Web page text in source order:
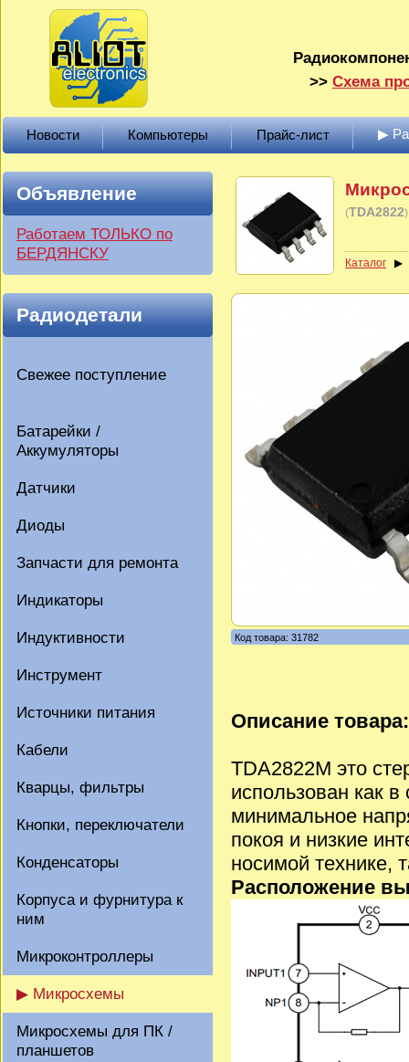
>> Схема
Новости Компьютеры Прайс-лист ▶
Объявление
Работаем ТОЛЬКО по
БЕРДЯНСКУ
Радиодетали
Свежее поступление
Батарейки /
Аккумуляторы
Датчики
Диоды
Запчасти для ремонта
Индикаторы
Индуктивности
Инструмент
Источники питания
Кабели
Кварцы, фильтры
Кнопки, переключатели
Конденсаторы
Корпуса и фурнитура к
ним
Микроконтроллеры
▶ Микросхемы
Микросхемы для ПК /
планшетов
(TDA2822)
Каталог
Код товара: 31782
Описание товара:
TDA2822M это
использован как
минимальное
покоя и низкие
носимой технике,
Расположение